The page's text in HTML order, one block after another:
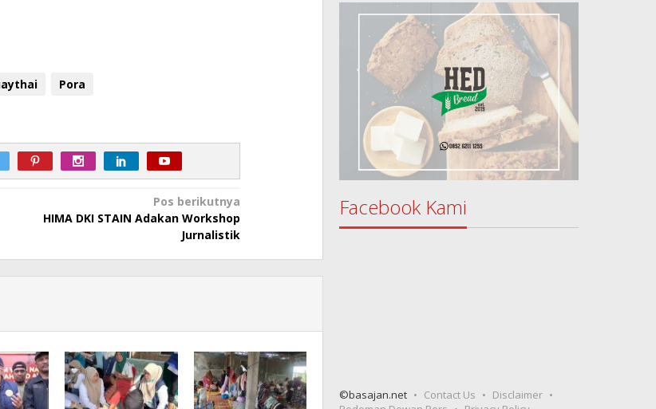
Pora
Pos berikutnya
HIMA DKI STAIN Adakan Workshop
Jurnalistik
Facebook Kami
©basajan.net Contact Us
Disclaimer